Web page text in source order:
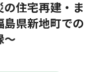
住宅再建・ま
県新地町での
～